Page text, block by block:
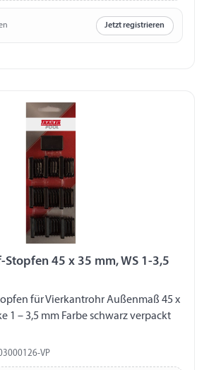
Jetzt registrieren
45 x 35 mm, WS 1-3,5
45 x
1 – 3,5 mm Farbe schwarz verpackt
VP